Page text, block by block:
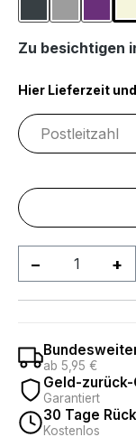
Anthrazit
GrauLila
Zu besichtigen
Hier Lieferzeit
Produkt
ab 5,95 €
Geld-
Garantiert
30 Tage
Kostenlos